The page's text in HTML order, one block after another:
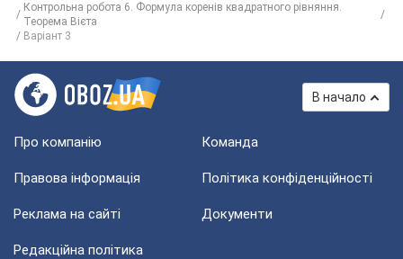
Контрольна робота 6. Формула коренів квадратного рівняння.
Теорема Вієта
Варіант 3
В начало
Про компанію Команда
Правова інформація Політика конфіденційності
Реклама на сайті Документи
Редакційна політика